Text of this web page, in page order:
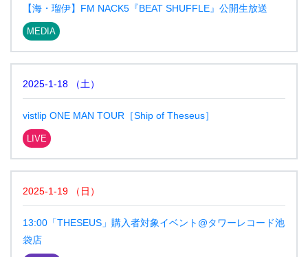
【海・瑠伊】FM NACK5『BEAT SHUFFLE』公開生放送
MEDIA
2025-1-18 （土）
vistlip ONE MAN TOUR［Ship of Theseus］
LIVE
2025-1-19 （ 日 ）
13:00「THESEUS」購入者対象イベント@タワーレコード池
袋店